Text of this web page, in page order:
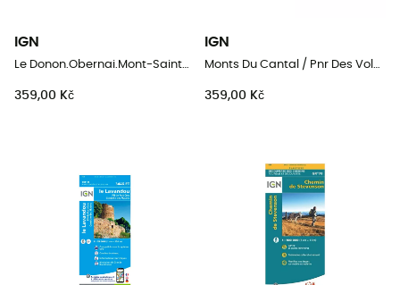
IGN
359,00 Kč
IGN
359,00 Kč